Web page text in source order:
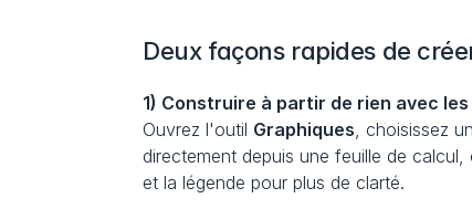
Deux façons rapides de
1) Construire à partir de rien avec
Ouvrez l'outil Graphiques, choisissez
directement depuis une feuille de calcul,
et la légende pour plus de clarté.